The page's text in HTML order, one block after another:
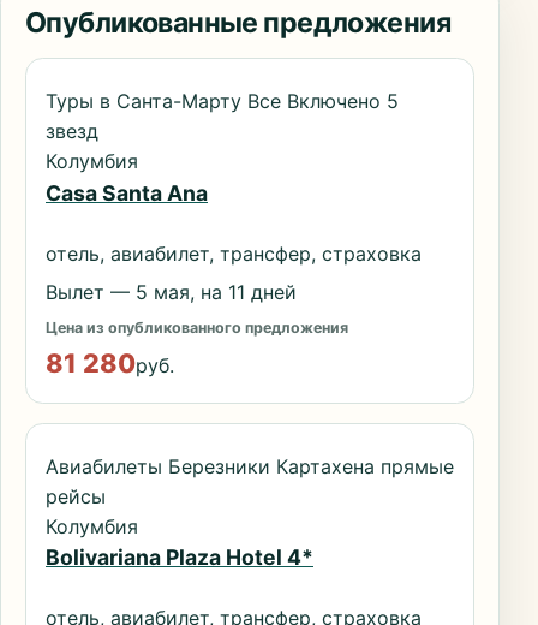
Опубликованные предложения
Туры в Санта-Марту Все Включено 5
звезд
Колумбия
Casa Santa Ana
отель, авиабилет, трансфер, страховка
Вылет — 5 мая, на 11 дней
Цена из опубликованного предложения
81 280руб.
Авиабилеты Березники Картахена прямые
рейсы
Колумбия
Bolivariana Plaza Hotel 4*
отель, авиабилет, трансфер, страховка